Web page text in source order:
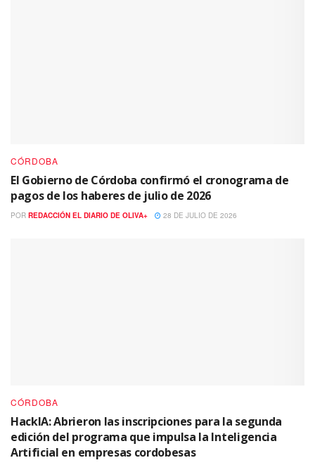
CÓRDOBA
El Gobierno de Córdoba confirmó el cronograma de
pagos de los haberes de julio de 2026
POR REDACCIÓN EL DIARIO DE OLIVA+ 28 DE JULIO DE 2026
CÓRDOBA
HackIA: Abrieron las inscripciones para la segunda
edición del programa que impulsa la Inteligencia
Artificial en empresas cordobesas